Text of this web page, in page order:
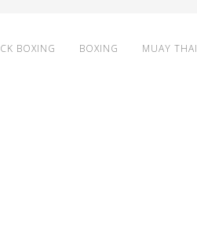
BOXING BOXING MUAY THAI